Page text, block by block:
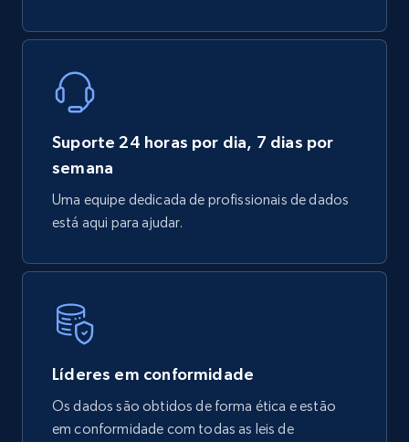
Suporte 24 horas por dia, 7 dias por
semana
Uma equipe dedicada de profissionais de dados
está aqui para ajudar.
Líderes em conformidade
Os dados são obtidos de forma ética e estão
em conformidade com todas as leis de